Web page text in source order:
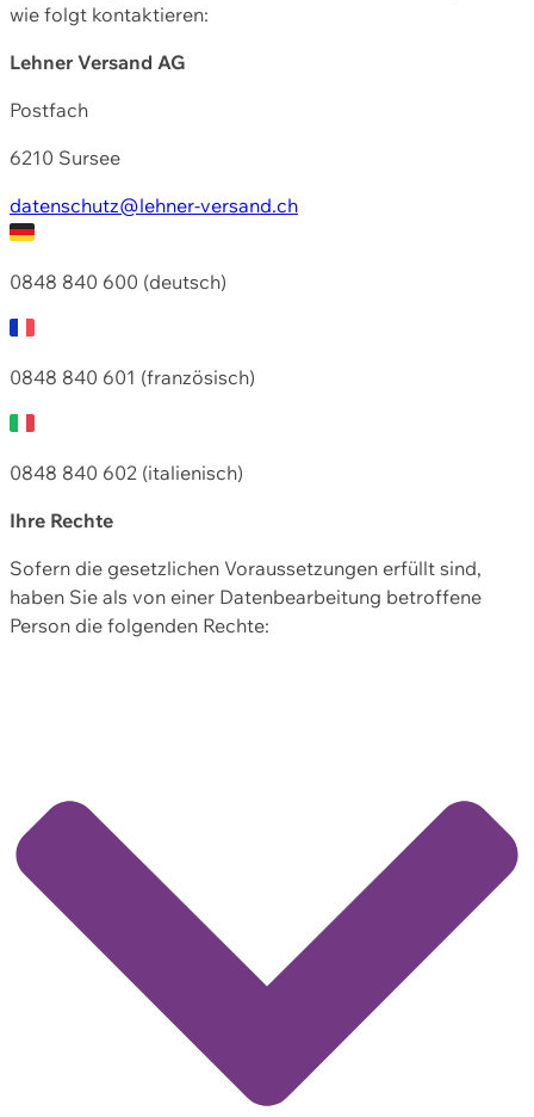
wie folgt kontaktieren:
Lehner Versand AG
Postfach
6210 Sursee
datenschutz@lehner-versand.ch
0848 840 600 (deutsch)
0848 840 601 (französisch)
0848 840 602 (italienisch)
Ihre Rechte
Sofern die gesetzlichen Voraussetzungen erfüllt sind,
haben Sie als von einer Datenbearbeitung betroffene
Person die folgenden Rechte: